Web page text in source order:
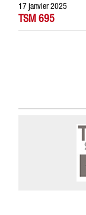
17 janvier 2025
TSM 695